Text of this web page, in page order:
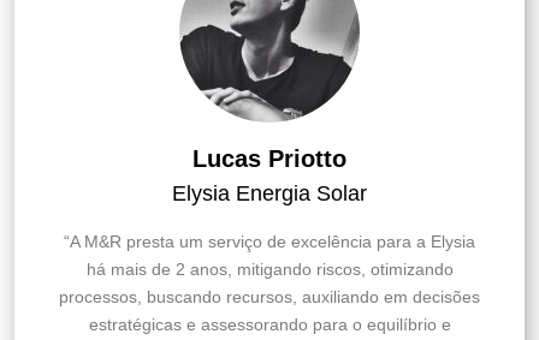
Lucas Priotto
Elysia Energia Solar
“A M&R presta um serviço de excelência para a Elysia
há mais de 2 anos, mitigando riscos, otimizando
processos, buscando recursos, auxiliando em decisões
estratégicas e assessorando para o equilíbrio e